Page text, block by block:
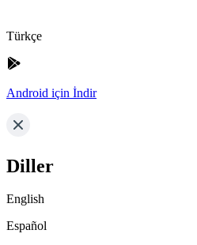
Türkçe
Android için İndir
Diller
English
Español